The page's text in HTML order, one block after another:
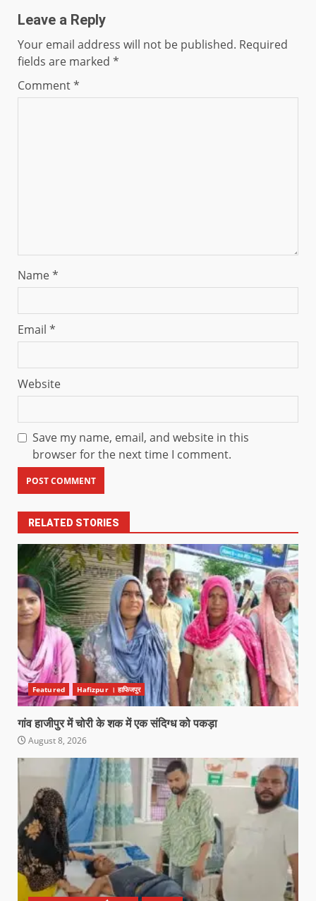
Leave a Reply
Your email address will not be published. Required
fields are marked *
Comment*
Name*
Email *
Website
Save my name, email, and website in this
browser for the next time I comment.
RELATED STORIES
Featured Hafizpur । हाफिजपुर
गांव हाजीपुर में चोरी के शक में एक संदिग्ध को पकड़ा
August 8, 2026